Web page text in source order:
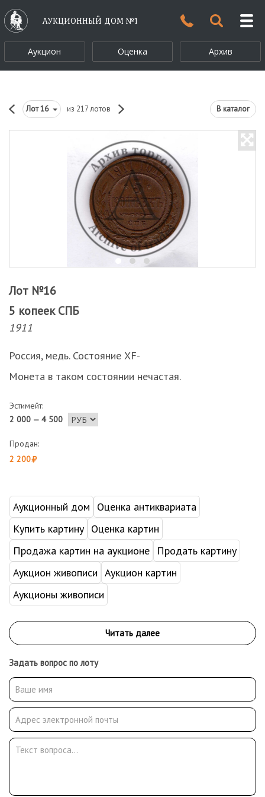
АУКЦИОННЫЙ ДОМ №1
Аукцион Оценка Архив
Лот16 из 217 лотов В каталог
Лот №16
5 копеек СПБ
1911
Россия, медь. Состояние XF-
Монета в таком состоянии нечастая.
Эстимейт:
2 000 — 4 500
Продан:
2 200
Аукционный дом
Оценка антиквариата
Купить картину Оценка картин
Продажа картин на аукционе
Продать картину
Аукцион живописи Аукцион картин
Аукционы живописи
Задать вопрос по лоту